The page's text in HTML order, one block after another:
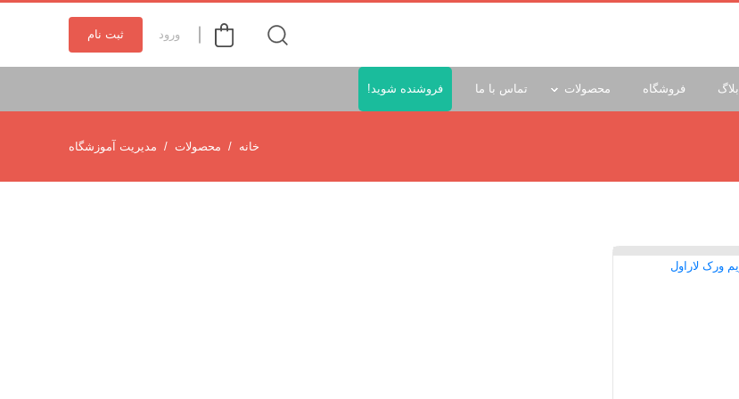
ورود ثبت نام
بلاگ فروشگاه محصولات تماس با ما فروشنده شوید!
خانه محصولات مدیریت آموزشگاه